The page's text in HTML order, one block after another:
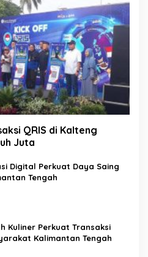
QRIS di Kalteng
Juta
Digital Perkuat Daya Saing
Tengah
Kuliner Perkuat Transaksi
Kalimantan Tengah